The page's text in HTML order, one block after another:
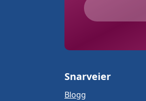
Snarveier
Blogg